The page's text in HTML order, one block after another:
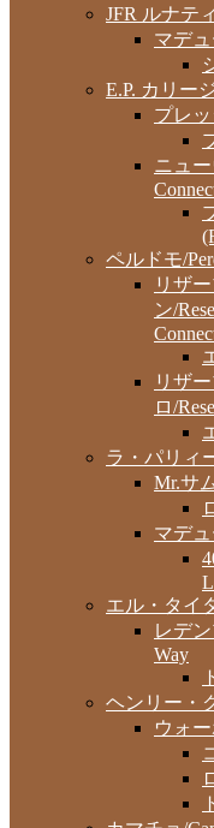
JFR ルナテ
マデ
E.P. カリー
プレッ
ニュ
ペルドモ/
リザ
ン/
リザ
ロ/
ラ・パリィ
Mr.サ
マデ
エル・タイ
レデ
Way
ヘンリー・
ウォ